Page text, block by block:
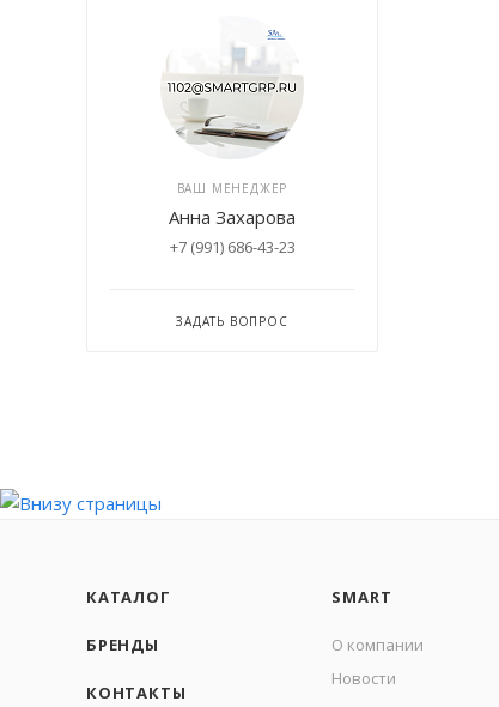
ВАШ МЕНЕДЖЕР
Анна Захарова
+7 (991) 686-43-23
ЗАДАТЬ ВОПРОС
КАТАЛОГ
БРЕНДЫ
КОНТАКТЫ
SMART
О компании
Новости